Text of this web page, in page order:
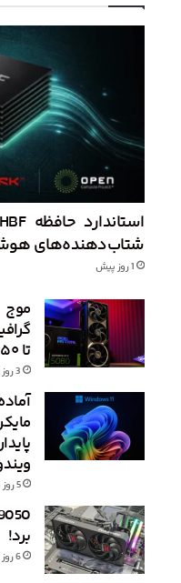
شتاب‌دهنده‌های
1 روز پیش
تا ۵۰ درصد افزایش قیمت!
3 روز پیش
5 روز پیش
برد!
6 روز پیش